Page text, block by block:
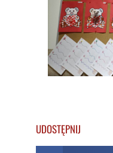
UDOSTĘPNIJ